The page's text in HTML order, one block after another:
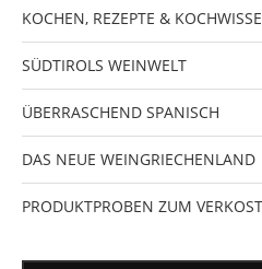
KOCHEN, REZEPTE &
SÜDTIROLS WEINWELT
ÜBERRASCHEND SPANISCH
DAS NEUE WEINGRIECHENLAND
PRODUKTPROBEN ZUM